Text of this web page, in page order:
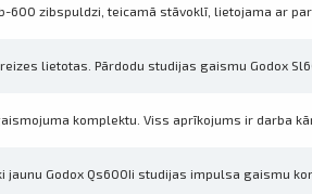
600 zibspuldzi, teicamā stāvoklī, lietojama ar
lietotas. Pārdodu studijas gaismu Godox
komplektu. Viss aprīkojums ir darba
jaunu Godox Qs600Ii studijas impulsa gaismu